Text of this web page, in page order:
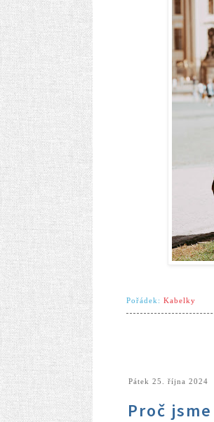
Pořádek: Kabelky
pátek 25. října 2024
Proč